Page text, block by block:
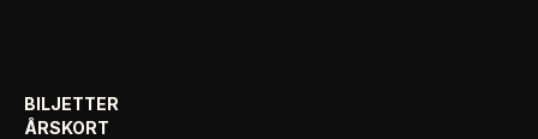
BILJETTER
ÅRSKORT